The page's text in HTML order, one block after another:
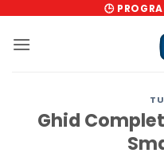
content
🕒
Ghid